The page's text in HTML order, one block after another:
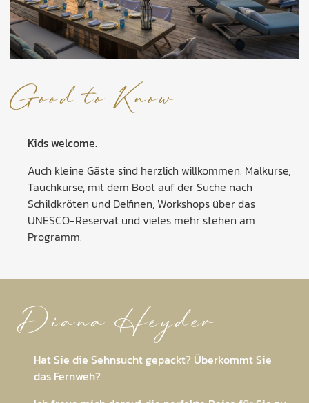
Good to Know
Kids welcome.
Auch kleine Gäste sind herzlich willkommen. Malkurse,
Tauchkurse, mit dem Boot auf der Suche nach
Schildkröten und Delfinen, Workshops über das
UNESCO-Reservat und vieles mehr stehen am
Programm.